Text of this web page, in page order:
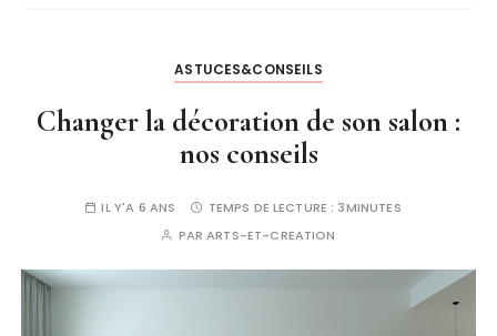
ASTUCES&CONSEILS
Changer la décoration de son salon :
nos conseils
IL Y'A 6 ANS TEMPS DE LECTURE : 3MINUTES
PARARTS-ET-CREATION